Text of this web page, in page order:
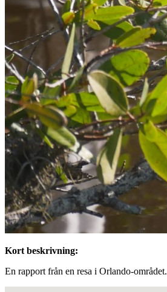
Kort beskrivning:
En rapport från en resa i Orlando-området.